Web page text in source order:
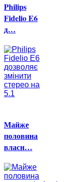
Philips
Fidelio E6
д…
Майже
половина
власн…